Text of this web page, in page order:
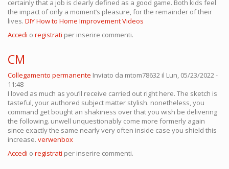
certainly that a job is clearly defined as a good game. Both kids feel
the impact of only a moment’s pleasure, for the remainder of their
lives. DIY How to Home Improvement Videos
Accedi o registrati per inserire commenti.
CM
Collegamento permanente Inviato da mtom78632 il Lun, 05/23/2022 -
11:48
I loved as much as you’ll receive carried out right here. The sketch is
tasteful, your authored subject matter stylish. nonetheless, you
command get bought an shakiness over that you wish be delivering
the following. unwell unquestionably come more formerly again
since exactly the same nearly very often inside case you shield this
increase. verwenbox
Accedi o registrati per inserire commenti.